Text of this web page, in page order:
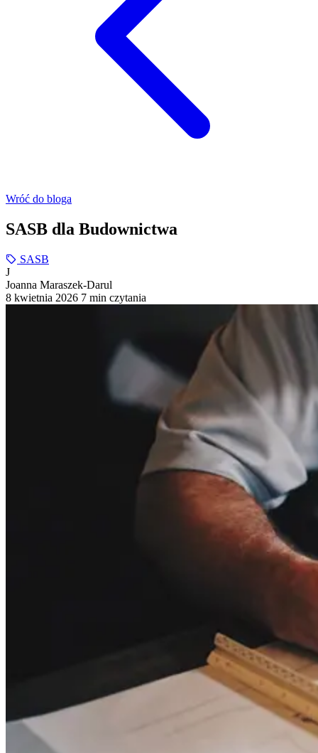
Wróć do bloga
SASB dla Budownictwa
SASB
J
Joanna Maraszek-Darul
8 kwietnia 2026 7 min czytania